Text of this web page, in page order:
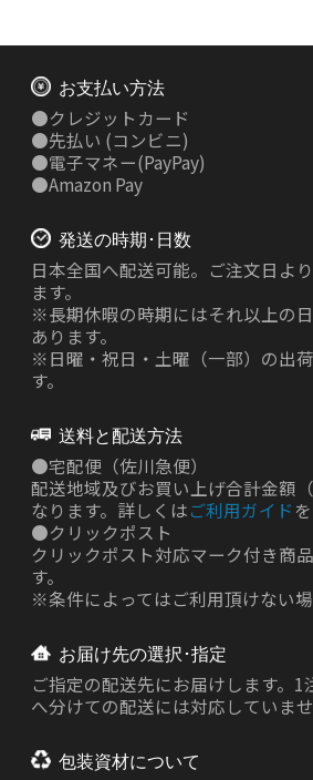
お支払い方法
●クレジットカード
●先払い (コンビニ)
●電子マネー(PayPay)
●Amazon Pay
発送の時期･日数
日本全国へ配送可能。ご注文日よ
ます。
※長期休暇の時期にはそれ以上の
あります。
※日曜・祝日・土曜（一部）の出
す。
送料と配送方法
●宅配便（佐川急便）
配送地域及びお買い上げ合計金額
なります。詳しくはご利用ガイド
●クリックポスト
クリックポスト対応マーク付き商
す。
※条件によってはご利用頂けない場
お届け先の選択･指定
ご指定の配送先にお届けします。
へ分けての配送には対応していませ
包装資材について